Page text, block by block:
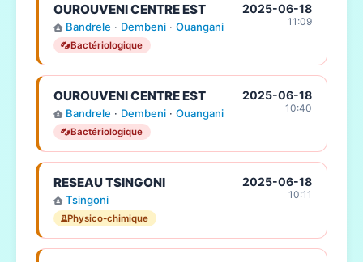
OUROUVENI CENTRE EST
Bandrele · Dembeni· Ouangani
Bactériologique
2025-06-18
11:09
OUROUVENI CENTRE EST
Bandrele · Dembeni· Ouangani
Bactériologique
2025-06-18
10:40
RESEAU TSINGONI
Tsingoni
Physico-chimique
2025-06-18
10:11